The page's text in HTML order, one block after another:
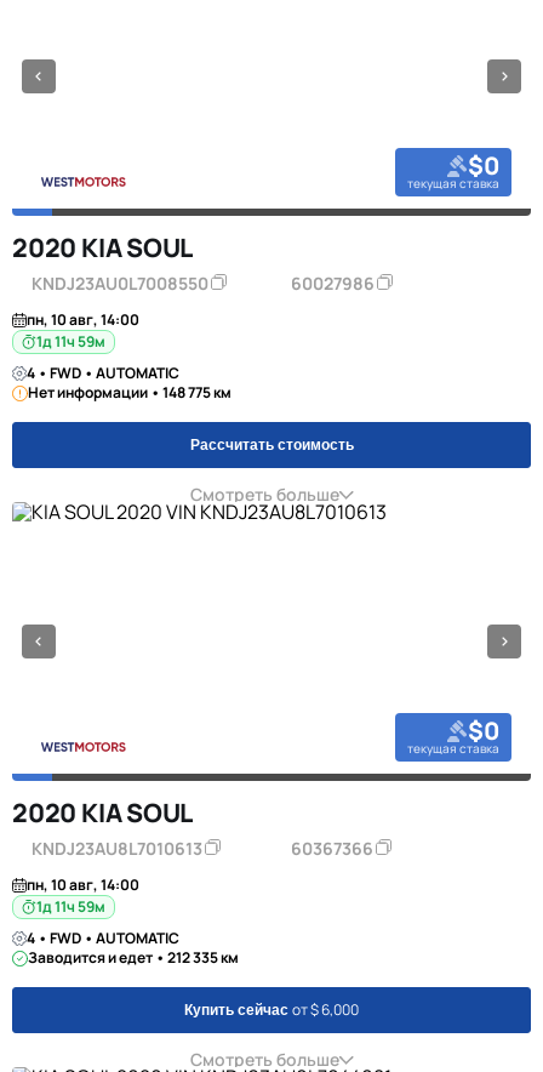
$0
текущая ставка
2020 KIA SOUL
KNDJ23AU0L7008550 60027986
пн, 10 авг, 14:00
1д 11ч 59м
4 • FWD • AUTOMATIC
Нет информации • 148 775 км
Рассчитать стоимость
Смотреть больше
$0
текущая ставка
2020 KIA SOUL
KNDJ23AU8L7010613 60367366
пн, 10 авг, 14:00
1д 11ч 59м
4 • FWD • AUTOMATIC
Заводится и едет • 212 335 км
Купить сейчас от $ 6,000
Смотреть больше